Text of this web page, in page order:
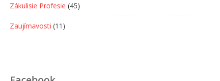
Zákulisie Profesie (45)
Zaujímavosti (11)